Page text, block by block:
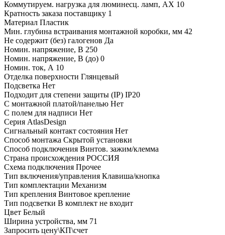
Коммутируем. нагрузка для люминесц. ламп, AX 10
Кратность заказа поставщику 1
Материал Пластик
Мин. глубина встраивания монтажной коробки, мм 42
Не содержит (без) галогенов Да
Номин. напряжение, В 250
Номин. напряжение, В (до) 0
Номин. ток, А 10
Отделка поверхности Глянцевый
Подсветка Нет
Подходит для степени защиты (IP) IP20
С монтажной платой/панелью Нет
С полем для надписи Нет
Серия AtlasDesign
Сигнальный контакт состояния Нет
Способ монтажа Скрытой установки
Способ подключения Винтов. зажим/клемма
Страна происхождения РОССИЯ
Схема подключения Прочее
Тип включения/управления Клавиша/кнопка
Тип комплектации Механизм
Тип крепления Винтовое крепление
Тип подсветки В комплект не входит
Цвет Белый
Ширина устройства, мм 71
Запросить цену\КП\счет